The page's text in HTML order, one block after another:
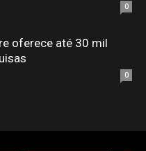
0
oferece até 30 mil
0